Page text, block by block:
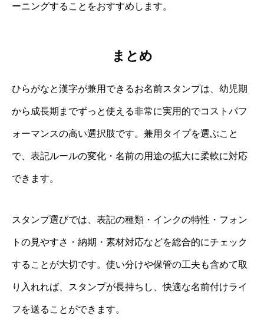
ーニングすることをおすすめします。
まとめ
ひらがなと漢字が兼用できるお名前スタンプは、幼児期
から成長期までずっと使える非常に実用的でコストパフ
ォーマンスの高い選択肢です。兼用タイプを選ぶこと
で、表記ルールの変化・名前の用途の拡大に柔軟に対応
できます。
スタンプ選びでは、表記の種類・インクの特性・フォン
トの見やすさ・納期・素材対応などを総合的にチェック
することが大切です。使い分けや保管の工夫も含めて取
り入れれば、スタンプが長持ちし、快適な名前付けライ
フを送ることができます。